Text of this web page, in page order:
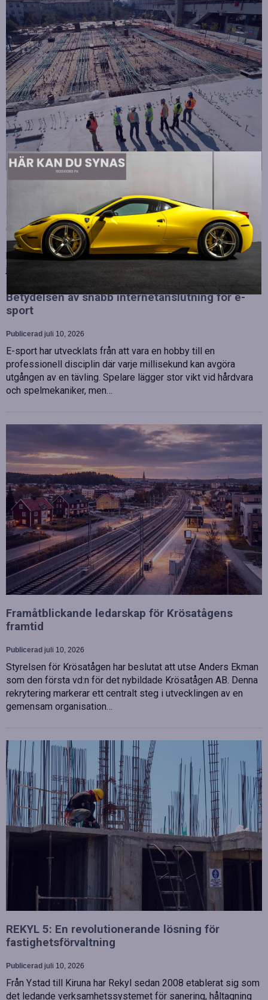
juli 10, 2026
OHLA Sverige stärker sin ledningsgrupp genom att anställa
Malin Bergman som HR-chef och María Vazquez som
biträdande ekonomichef. Båda började sina nya tjänster den 1
juni 2026 och kommer att…
Betydelsen av snabb internetanslutning för e-
sport
Publicerad juli 10, 2026
E-sport har utvecklats från att vara en hobby till en
professionell disciplin där varje millisekund kan avgöra
utgången av en tävling. Spelare lägger stor vikt vid hårdvara
och spelmekaniker, men…
Framåtblickande ledarskap för Krösatågens
framtid
Publicerad juli 10, 2026
Styrelsen för Krösatågen har beslutat att utse Anders Ekman
som den första vd:n för det nybildade Krösatågen AB. Denna
rekrytering markerar ett centralt steg i utvecklingen av en
gemensam organisation…
REKYL 5: En revolutionerande lösning för
fastighetsförvaltning
Publicerad juli 10, 2026
Från Ystad till Kiruna har Rekyl sedan 2008 etablerat sig som
det ledande verksamhetssystemet för sanering, håltagning